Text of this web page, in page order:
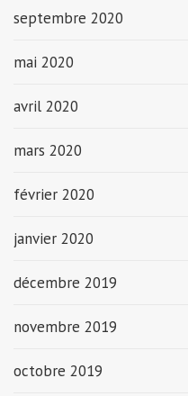
septembre 2020
mai 2020
avril 2020
mars 2020
février 2020
janvier 2020
décembre 2019
novembre 2019
octobre 2019